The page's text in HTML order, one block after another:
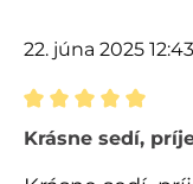
22. júna 2025 12:43
Recenzia s
Krásne sedí,